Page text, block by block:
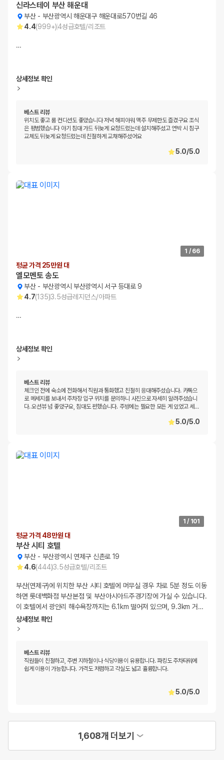
신라스테이 부산 해운대
부산- 부산광역시 해운대구 해운대로570번길 46
4.4(999+)4성급호텔/리조트
…
상세정보 확인
베스트 리뷰
위치도 좋고 룸 컨디션도 좋았습니다 저녁 해피아워 맥주 무제한도 즐겼구요 조식
은 평범했습니다 아기 침대 가드 뒤늦게 요청드렸는데 설치해주셨고 연박 시 침구
교체도 뒤늦게 요청드렸는데 친절하게 교채해주셨어요
5.0/5.0
1 / 66
평균 가격 25만원 대
엘모멘토 송도
부산- 부산광역시 부산광역시 서구 등대로 9
4.7(135)3.5성급레지던스/아파트
…
상세정보 확인
베스트 리뷰
체크인 전에 숙소에 전화해서 직원과 통화했고 친절히 응대해주셨습니다. 카톡으
로 메세지를 보내서 주차장 입구 위치를 문의하니 사진으로 자세히 알려주셨습니
다. 오션뷰 넘 좋았구요, 침대도 편했습니다. 주방에는 필요한 모든 게 있었고 세 …
5.0/5.0
1 / 101
평균 가격 48만원 대
부산 시티 호텔
부산- 부산광역시 연제구 신촌로 19
4.6(444)3.5성급호텔/리조트
부산(연제구)에 위치한 부산 시티 호텔에 머무실 경우 차로 5분 정도 이동
하면 롯데백화점 부산본점 및 부산아시아드주경기장에 가실 수 있습니다.
이 호텔에서 광안리 해수욕장까지는 6.1km 떨어져 있으며, 9.3km 거…
상세정보 확인
베스트 리뷰
직원들이 친절하고, 주변 지하철이나 식당이용이 유용합니다. 파킹도 주차타워에
쉽게 이용이 가능합니다. 가격도 저렴하고 갹실도 넓고 휼륭합니다.
5.0/5.0
1,608개 더보기